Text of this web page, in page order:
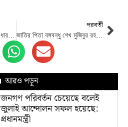
পরবর্তী
জাতির পিতা বঙ্গবন্ধু শেখ মুজিবুর রহমানের ১০২ তম জন্মবার্ষিকী আগামীকাল
আরও পড়ুন
জনগণ পরিবর্তন চেয়েছে বলেই
জুলাই আন্দোলন সফল হয়েছে:
প্রধানমন্ত্রী